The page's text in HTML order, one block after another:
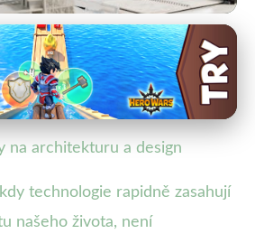
Realita Přetváří
a Design
· Autor: Lenka Rosická
na architekturu a design
technologie rapidně zasahují
našeho života, není